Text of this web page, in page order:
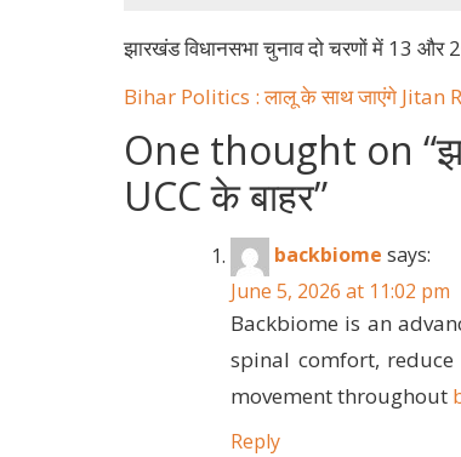
झारखंड विधानसभा चुनाव दो चरणों में 13 और
Bihar Politics : लालू के साथ जाएंगे Jitan
One thought on “
UCC के बाहर”
backbiome says:
June 5, 2026 at 11:02 pm
Backbiome is an
spinal comfort,
movement throughout
Reply